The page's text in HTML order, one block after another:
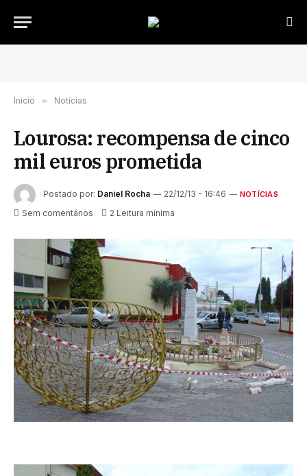
Início » Notícias
Lourosa: recompensa de cinco
mil euros prometida
Postado por: Daniel Rocha 22/12/13 - 16:46 NOTÍCIAS
Sem comentários 2 Leitura mínima